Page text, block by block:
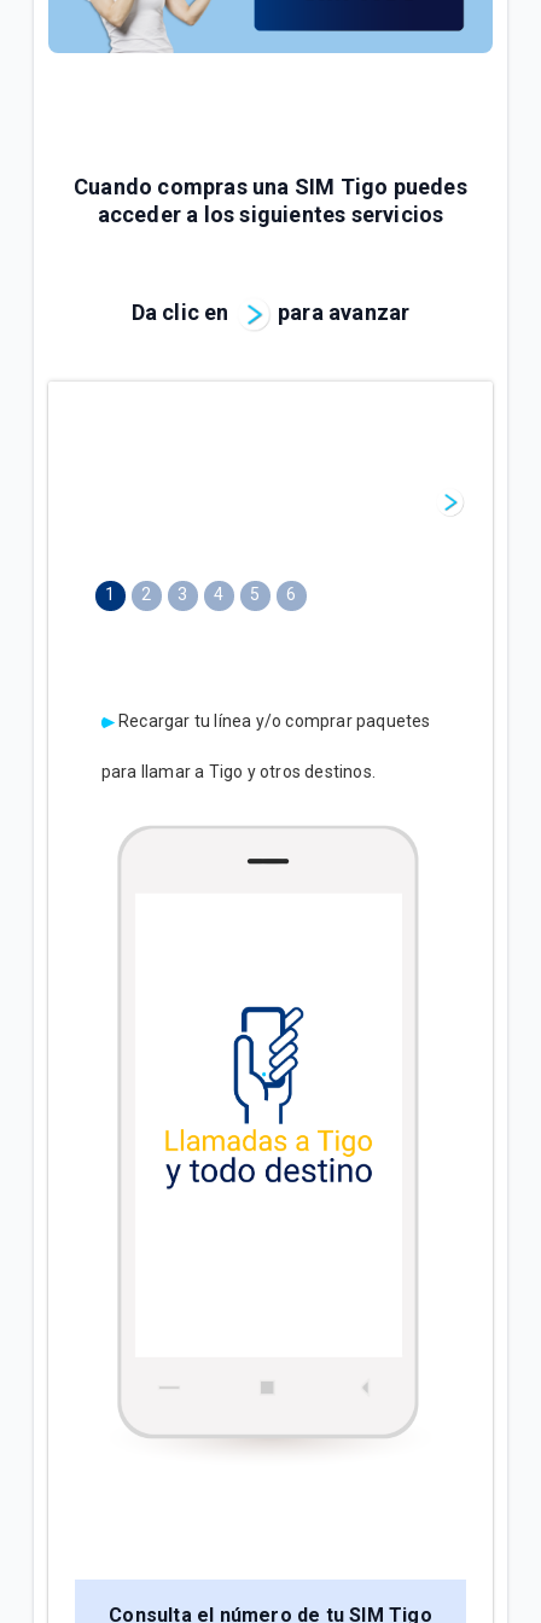
¿Cómo consultar tus consumos en Mi.Tigo? | Móvil
préstamo | Móvil
Cuando compras una SIM Tigo puedes
acceder a los siguientes servicios
Da clic en para avanzar
1 2 3 4 5 6
Recargar tu línea y/o comprar paquetes
para llamar a Tigo y otros destinos.
Consulta el número de tu SIM Tigo